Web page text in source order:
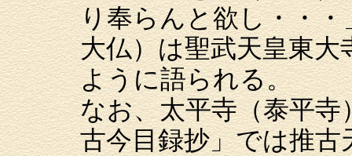
り奉らんと欲し・・
大仏）は聖武天皇東
ように語られる。
なお、太平寺（泰平寺
古今目録抄」では推